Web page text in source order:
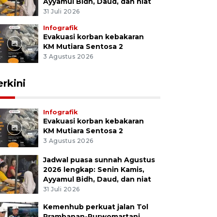
31 Juli 2026
Infografik
Evakuasi korban kebakaran
KM Mutiara Sentosa 2
3 Agustus 2026
Infografik
Evakuasi korban kebakaran
KM Mutiara Sentosa 2
3 Agustus 2026
Jadwal puasa sunnah Agustus
2026 lengkap: Senin Kamis,
Ayyamul Bidh, Daud, dan niat
31 Juli 2026
Kemenhub perkuat jalan Tol